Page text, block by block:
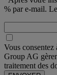
% par e-mail.
Vous
Group AG
traitement des